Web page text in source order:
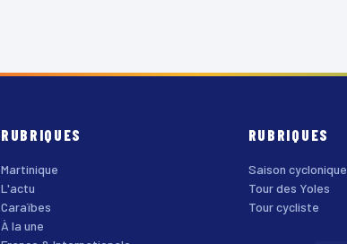
RUBRIQUES
Martinique
L'actu
Caraïbes
À la une
RUBRIQUES
Saison cyclonique
Tour des Yoles
Tour cycliste